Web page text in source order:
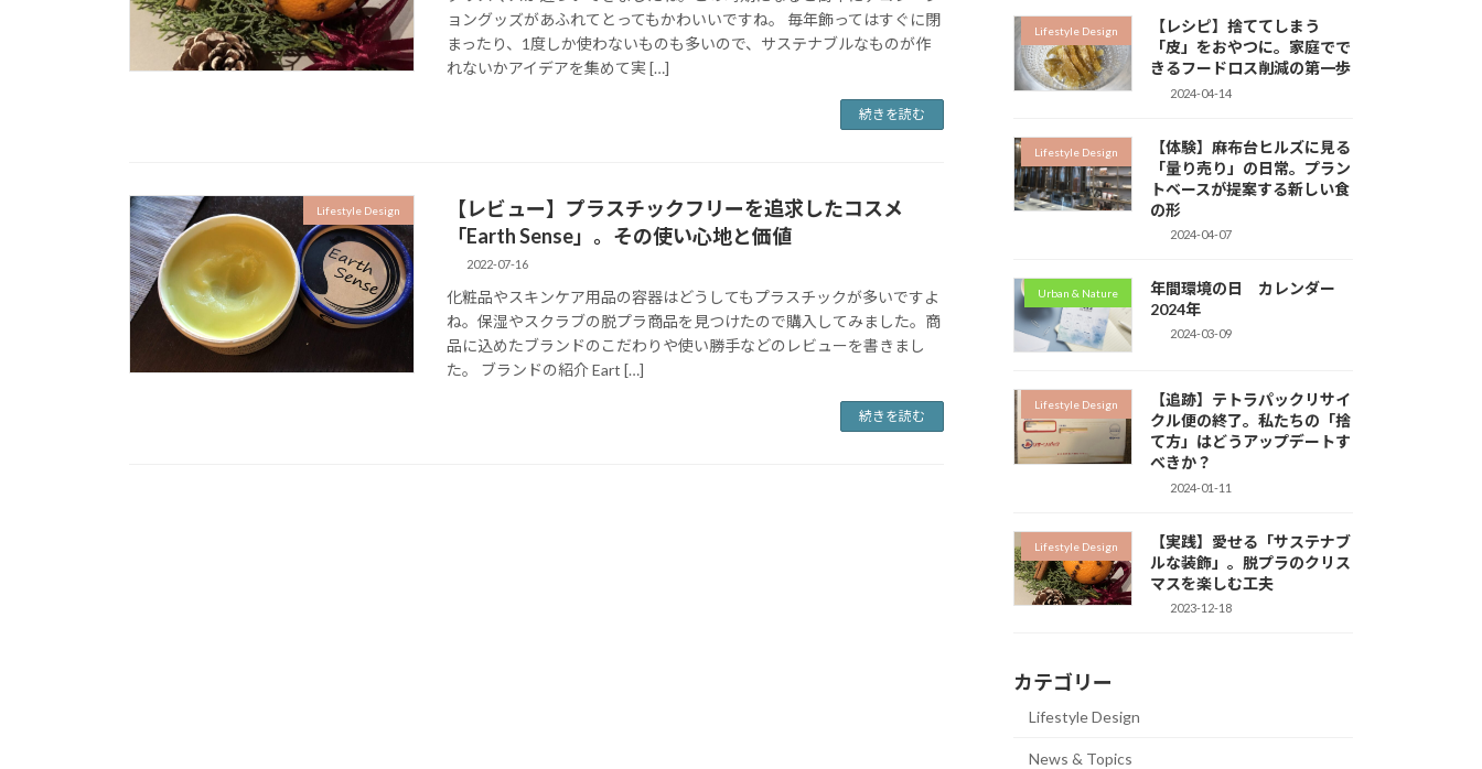
ョングッズがあふれてとってもかわいいですね。 毎年飾ってはすぐに閉
まったり、1度しか使わないものも多いので、サステナブルなものが作
れないかアイデアを集めて実 […]
続きを読む
Lifestyle Design
【レビュー】プラスチックフリーを追求したコスメ
「Earth Sense」。その使い心地と価値
2022-07-16
化粧品やスキンケア用品の容器はどうしてもプラスチックが多いですよ
ね。保湿やスクラブの脱プラ商品を見つけたので購入してみました。商
品に込めたブランドのこだわりや使い勝手などのレビューを書きまし
た。 ブランドの紹介 Eart […]
続きを読む
Lifestyle Design
【レシピ】捨ててしまう
「皮」をおやつに。家庭でで
きるフードロス削減の第一歩
2024-04-14
Lifestyle Design
【体験】麻布台ヒルズに見る
「量り売り」の日常。プラン
トベースが提案する新しい食
の形
2024-04-07
Urban & Nature
年間環境の日 カレンダー
2024年
2024-03-09
Lifestyle Design
【追跡】テトラパックリサイ
クル便の終了。私たちの「捨
て方」はどうアップデートす
べきか？
2024-01-11
Lifestyle Design
【実践】愛せる「サステナブ
ルな装飾」。脱プラのクリス
マスを楽しむ工夫
2023-12-18
カテゴリー
Lifestyle Design
News & Topics